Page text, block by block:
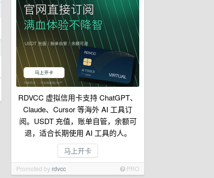
RDVCC 虚拟信用卡支持 ChatGPT、
Claude、Cursor 等海外 AI 工具订
阅。USDT 充值，账单自管，余额可
退，适合长期使用 AI 工具的人。
马上开卡
Promoted by rdvcc PRO